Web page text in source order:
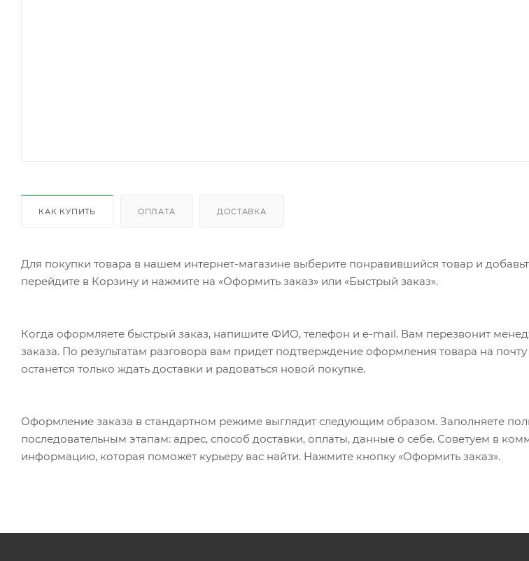
КАК КУПИТЬ ОПЛАТА ДОСТАВКА
Для покупки товара в нашем интернет-магазине выберите понравившийся товар и
перейдите в Корзину и нажмите на «Оформить заказ» или «Быстрый заказ».
Когда оформляете быстрый заказ, напишите ФИО, телефон и e-mail. Вам перезвонит
заказа. По результатам разговора вам придет подтверждение оформления товара на
останется только ждать доставки и радоваться новой покупке.
Оформление заказа в стандартном режиме выглядит следующим образом. Заполняете
последовательным этапам: адрес, способ доставки, оплаты, данные о себе. Советуем в
информацию, которая поможет курьеру вас найти. Нажмите кнопку «Оформить заказ».